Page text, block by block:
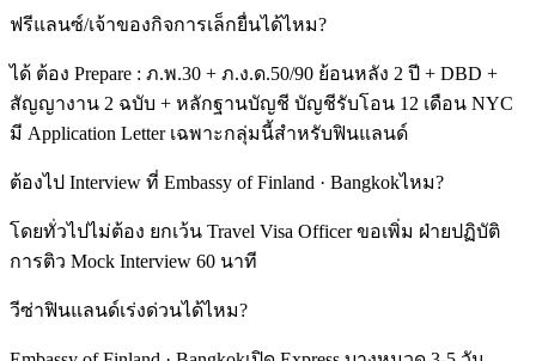
ฟรีแลนซ์/เจ้าของกิจการเล็กยื่นได้ไหม?
ได้ ต้อง Prepare : ภ.พ.30 + ภ.ง.ด.50/90 ย้อนหลัง 2 ปี + DBD +
สัญญางาน 2 ฉบับ + หลักฐานบัญชี บัญชีรับโอน 12 เดือน NYC
มี Application Letter เฉพาะกลุ่มนี้สำหรับฟินแลนด์
ต้องไป Interview ที่ Embassy of Finland · Bangkokไหม?
โดยทั่วไปไม่ต้อง ยกเว้น Travel Visa Officer ขอเพิ่ม ฝ่ายปฏิบัติ
การติว Mock Interview 60 นาที
วีซ่าฟินแลนด์เร่งด่วนได้ไหม?